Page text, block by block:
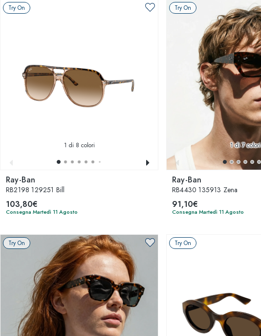
Try On
1 di 8 colori
Ray-Ban
RB2198 129251 Bill
103,80€
Consegna Martedì 11 Agosto
Try On
1di 7 colori
Ray-Ban
RB4430 135913 Zena
91,10€
Consegna Martedì 11 Agosto
Try On Try On